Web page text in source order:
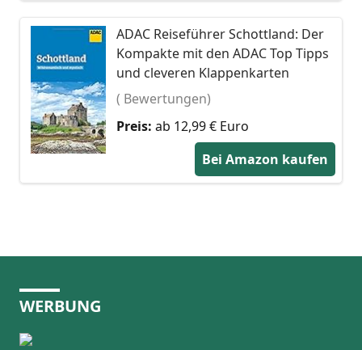
ADAC Reiseführer Schottland: Der
Kompakte mit den ADAC Top Tipps
und cleveren Klappenkarten
( Bewertungen)
Preis: ab 12,99 € Euro
Bei Amazon kaufen
WERBUNG